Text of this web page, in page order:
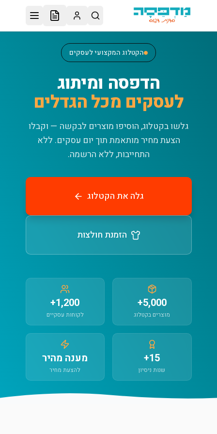
דלג לתוכן הראשי
הקטלוג המקצועי לעסקים
הדפסה ומיתוג
לעסקים מכל הגדלים
גלשו בקטלוג, הוסיפו מוצרים לבקשה — וקבלו
הצעת מחיר מותאמת תוך יום עסקים. ללא
התחייבות, ללא הרשמה.
גלה את הקטלוג
הזמנת חולצות
5,000+
מוצרים בקטלוג
1,200+
לקוחות עסקיים
15+
שנות ניסיון
מענה מהיר
להצעת מחיר